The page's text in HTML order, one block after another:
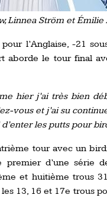
Linnea Ström et
l’Anglaise, -21
aborde le tour final
hier j’ai très bien
vous et j’ai su
les putts pour
tour avec un
premier d’une série
et huitième trous
13, 16 et 17e trous